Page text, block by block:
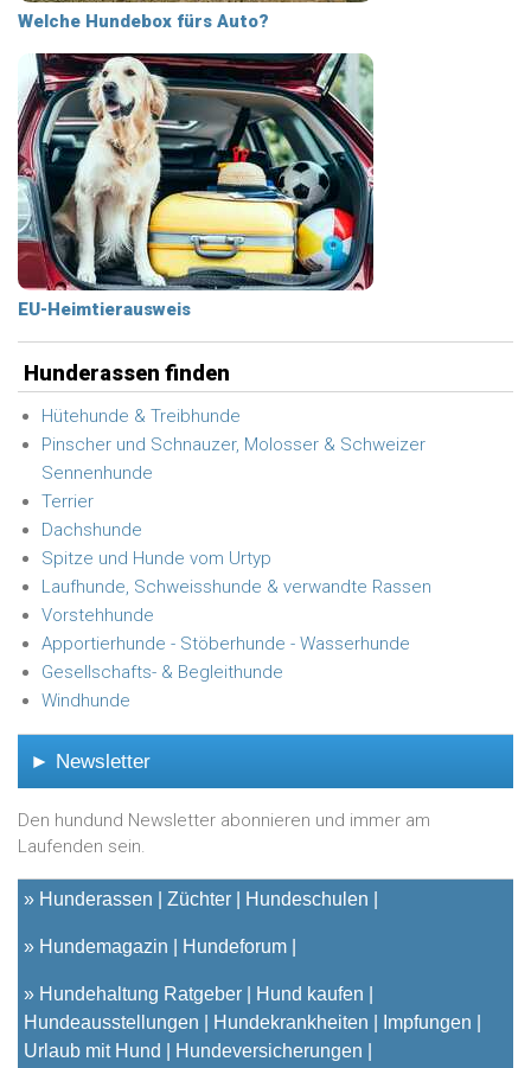
Welche Hundebox fürs Auto?
EU-Heimtierausweis
Hunderassen finden
Hütehunde & Treibhunde
Pinscher und Schnauzer, Molosser & Schweizer
Sennenhunde
Terrier
Dachshunde
Spitze und Hunde vom Urtyp
Laufhunde, Schweisshunde & verwandte Rassen
Vorstehhunde
Apportierhunde - Stöberhunde - Wasserhunde
Gesellschafts- & Begleithunde
Windhunde
► Newsletter
Den hundund Newsletter abonnieren und immer am
Laufenden sein.
» Hunderassen Züchter Hundeschulen
» Hundemagazin Hundeforum
» Hundehaltung Ratgeber
Hund kaufen
Hundeausstellungen
Hundekrankheiten
Impfungen
Urlaub mit Hund
Hundeversicherungen